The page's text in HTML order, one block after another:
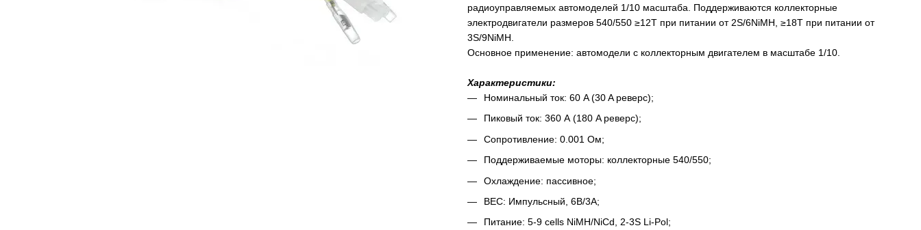
радиоуправляемых автомоделей 1/10 масштаба. Поддерживаются коллекторные
электродвигатели размеров 540/550 ≥12T при питании от 2S/6NiMH, ≥18T при питании от
3S/9NiMH.
Основное применение: автомодели с коллекторным двигателем в масштабе 1/10.
Характеристики:
Номинальный ток: 60 A (30 A реверс);
Пиковый ток: 360 А (180 A реверс);
Сопротивление: 0.001 Ом;
Поддерживаемые моторы: коллекторные 540/550;
Охлаждение: пассивное;
BEC: Импульсный, 6В/3А;
Питание: 5-9 cells NiMH/NiCd, 2-3S Li-Pol;